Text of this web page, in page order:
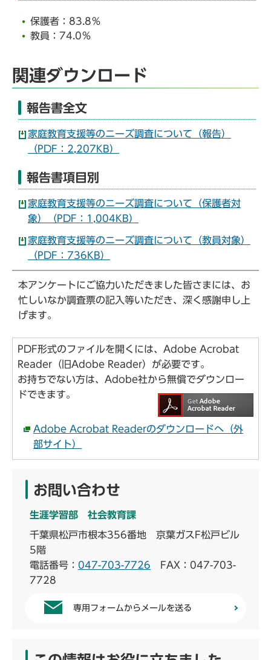
保護者：83.8％
教員：74.0％
関連ダウンロード
報告書全文
家庭教育支援等のニーズ調査について（報告）
（PDF：2,207KB）
報告書項目別
家庭教育支援等のニーズ調査について（保護者対
象）（PDF：1,004KB）
家庭教育支援等のニーズ調査について（教員対象）
（PDF：736KB）
本アンケートにご協力いただきました皆さまには、お
忙しいなか調査票の記入等いただき、深く感謝申し上
げます。
PDF形式のファイルを開くには、Adobe Acrobat
Reader（旧Adobe Reader）が必要です。
お持ちでない方は、Adobe社から無償でダウンロー
ドできます。
Adobe Acrobat Readerのダウンロードへ（外
部サイト）
お問い合わせ
生涯学習部 社会教育課
千葉県松戸市根本356番地 京葉ガスF松戸ビル
5階
電話番号： 047-703-7726 FAX：047-703-
7728
専用フォームからメールを送る